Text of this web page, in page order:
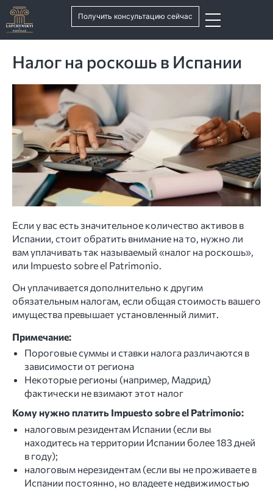
Получить консультацию сейчас
Налог на роскошь в Испании
Если у вас есть значительное количество активов в
Испании, стоит обратить внимание на то, нужно ли
вам уплачивать так называемый «налог на роскошь»,
или Impuesto sobre el Patrimonio.
Он уплачивается дополнительно к другим
обязательным налогам, если общая стоимость вашего
имущества превышает установленный лимит.
Примечание:
Пороговые суммы и ставки налога различаются в
зависимости от региона
Некоторые регионы (например, Мадрид)
фактически не взимают этот налог
Кому нужно платить Impuesto sobre el Patrimonio:
налоговым резидентам Испании (если вы
находитесь на территории Испании более 183 дней
в году);
налоговым нерезидентам (если вы не проживаете в
Испании постоянно, но владеете недвижимостью